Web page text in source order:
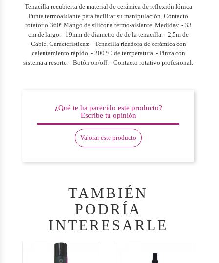
Tenacilla recubierta de material de cerámica de reflexión Iónica
Punta termoaislante para facilitar su manipulación. Contacto
rotatorio 360º Mango de silicona termo-aislante. Medidas: - 33
cm de largo. - 19mm de diametro de de la tenacilla. - 2,5m de
Cable. Caracteristicas: - Tenacilla rizadora de cerámica con
calentamiento rápido. - 200 ºC de temperatura. - Pinza con
sistema a resorte. - Botón on/off. - Contacto rotativo profesional.
¿Qué te ha parecido este producto?
Escribe tu opinión
Valorar este producto
TAMBIÉN
PODRÍA
INTERESARLE